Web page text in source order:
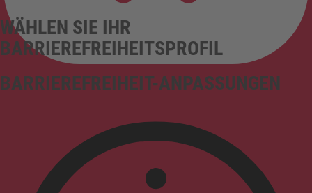
BARRIEREFREIHEIT-ANPASSUNGEN
WÄHLEN SIE IHR
BARRIEREFREIHEITSPROFIL